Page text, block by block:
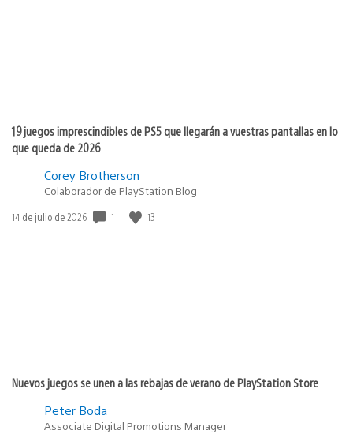
19 juegos imprescindibles de PS5 que llegarán a vuestras pantallas en lo
que queda de 2026
Corey Brotherson
Colaborador de PlayStation Blog
Fecha
14 de julio de 2026 1 13
Nuevos juegos se unen a las rebajas de verano de PlayStation Store
Peter Boda
Associate Digital Promotions Manager